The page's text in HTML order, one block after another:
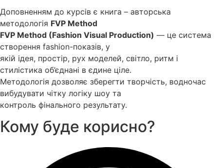
Доповненням до курсів є книга – авторська
методологія FVP Method
FVP Method (Fashion Visual Production) — це система
створення fashion-показів, у
якій ідея, простір, рух моделей, світло, ритм і
стилістика об’єднані в єдине ціле.
Методологія дозволяє зберегти творчість, водночас
вибудувати чітку логіку шоу та
контроль фінального результату.
Кому буде корисно?